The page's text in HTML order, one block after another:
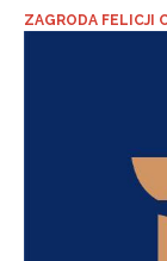
ZAGRODA FELICJI